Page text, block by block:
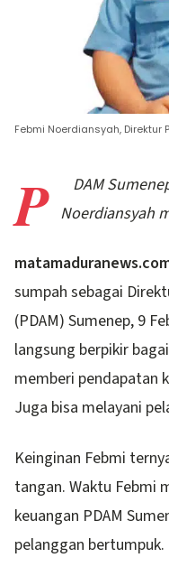
Febmi Noerdiansyah, Direktur
P
DAM
Noerdiansyah
sumpah sebagai
(PDAM) Sumenep, 9
langsung berpikir
memberi pendapatan
Juga bisa melayani
Keinginan Febmi
tangan. Waktu Febmi
keuangan PDAM
pelanggan